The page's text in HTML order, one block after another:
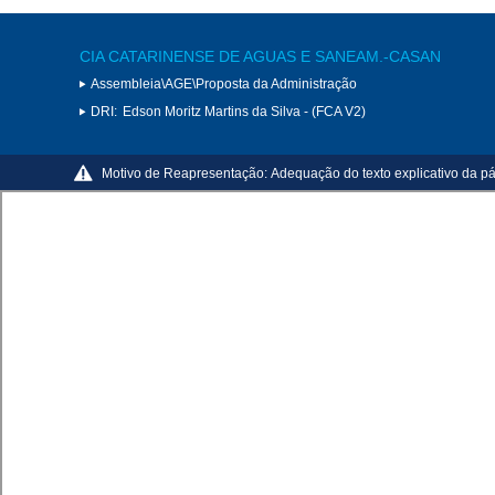
CIA CATARINENSE DE AGUAS E SANEAM.-CASAN
Assembleia\AGE\Proposta da Administração
DRI: Edson Moritz Martins da Silva - (FCA V2)
Motivo de Reapresentação: Adequação do texto explicativo da